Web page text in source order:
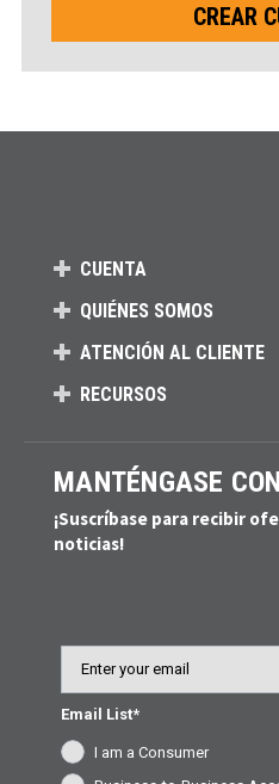
CREAR
CUENTA
QUIÉNES SOMOS
ATENCIÓN AL CLIENTE
RECURSOS
MANTÉNGASE
¡Suscríbase para recibir
noticias!
Email List*
I am a Consumer